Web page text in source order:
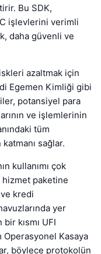
Bu SDK,
işlevlerini verimli
daha güvenli ve
azaltmak için
Egemen Kimliği gibi
potansiyel para
ve işlemlerinin
tüm
sağlar.
kullanımı çok
paketine
kredi
yer
kısmı UFI
Kasaya
böylece protokolün